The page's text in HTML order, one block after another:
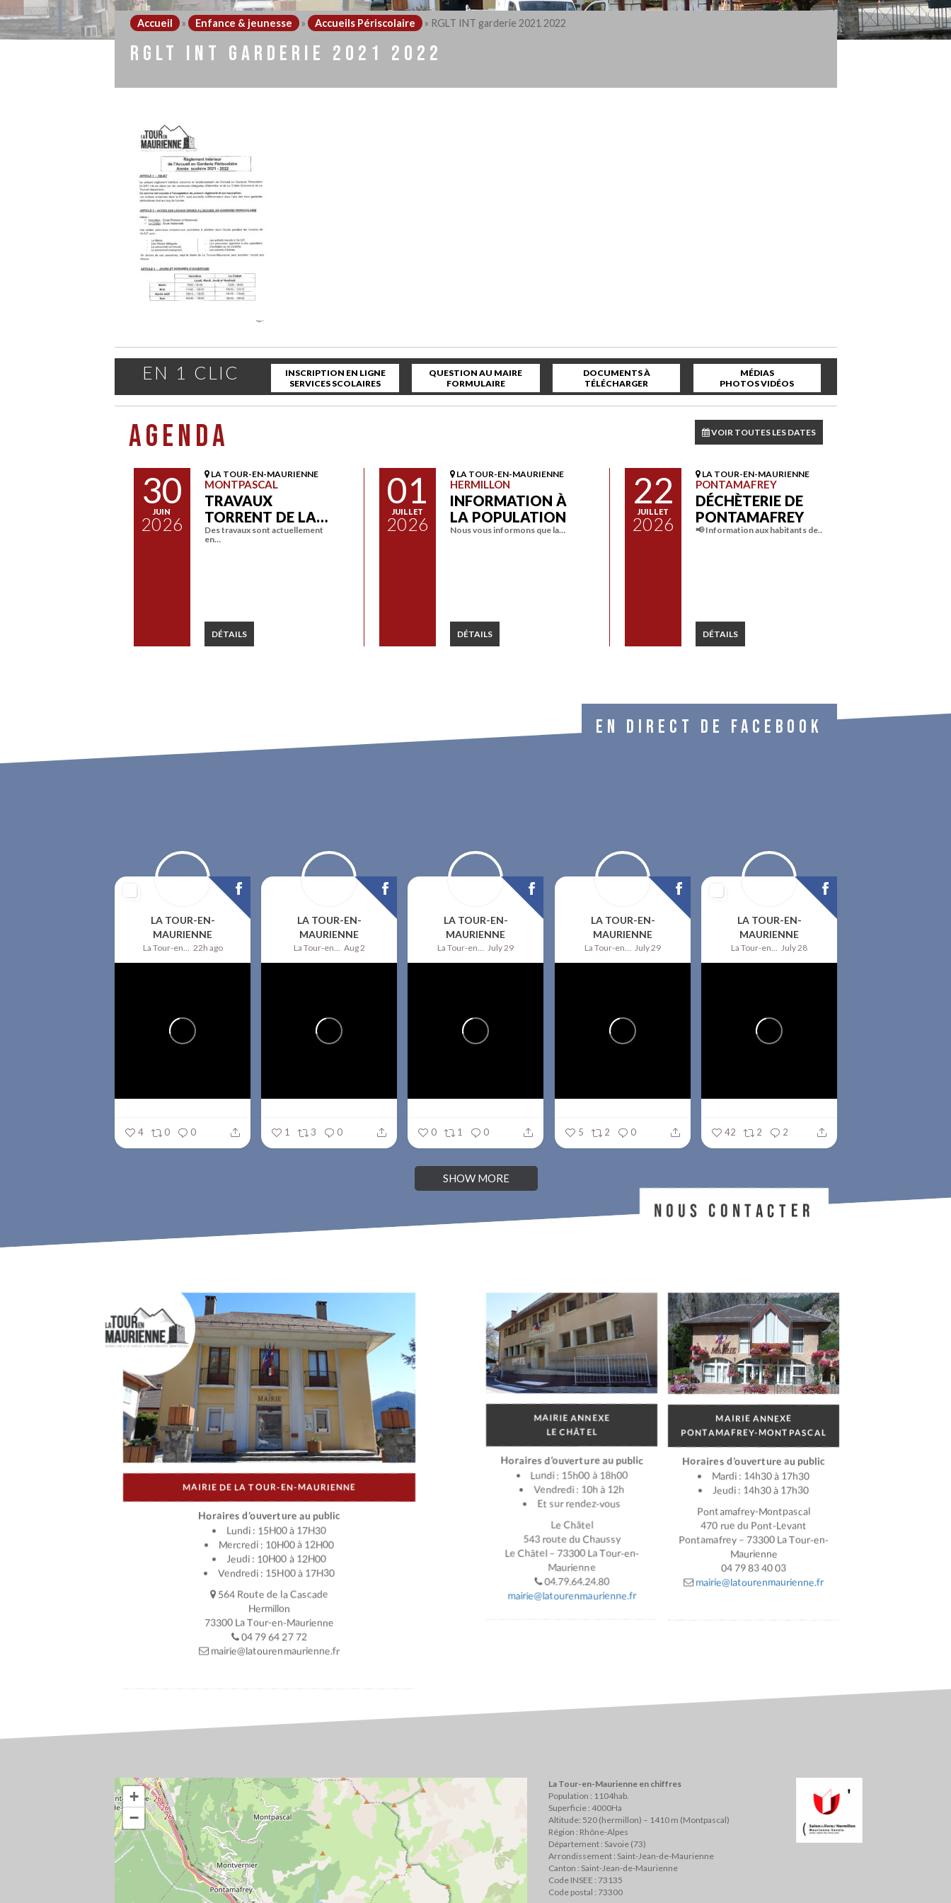
Accueil » Enfance & jeunesse » Accueils Périscolaire » RGLT INT garderie 2021 2022
RGLT INT GARDERIE 2021 2022
EN 1 CLIC
INSCRIPTION EN LIGNE
SERVICES SCOLAIRES
QUESTION AU MAIRE
FORMULAIRE
DOCUMENTS À
TÉLÉCHARGER
MÉDIAS
PHOTOS VIDÉOS
AGENDA VOIR TOUTES LES DATES
30
JUIN
2026
LA TOUR-EN-MAURIENNE
MONTPASCAL
TRAVAUX
TORRENT DE LA…
Des travaux sont actuellement
en…
DÉTAILS
01
JUILLET
2026
LA TOUR-EN-MAURIENNE
HERMILLON
INFORMATION À
LA POPULATION
Nous vous informons que la…
DÉTAILS
22
JUILLET
2026
LA TOUR-EN-MAURIENNE
PONTAMAFREY
DÉCHÈTERIE DE
PONTAMAFREY
📢 Information aux habitants de…
DÉTAILS
EN DIRECT DE FACEBOOK
LA TOUR-EN-
MAURIENNE
22h ago
4 0 0
LA TOUR-EN-
MAURIENNE
Aug 2
1 3 0
LA TOUR-EN-
MAURIENNE
July 29
0 1 0
LA TOUR-EN-
MAURIENNE
July 29
5 2 0
LA TOUR-EN-
MAURIENNE
July 28
42 2 2
SHOW MORE
NOUS CONTACTER
MAIRIE DE LA TOUR-EN-MAURIENNE
Horaires d’ouverture au public
Lundi : 15H00 à 17H30
Mercredi : 10H00 à 12H00
Jeudi : 10H00 à 12H00
Vendredi : 15H00 à 17H30
564 Route de la Cascade
Hermillon
73300 La Tour-en-Maurienne
04 79 64 27 72
mairie@latourenmaurienne.fr
MAIRIE ANNEXE
LE CHÂTEL
Horaires d’ouverture au public
Lundi : 15h00 à 18h00
Vendredi : 10h à 12h
Et sur rendez-vous
Le Châtel
543 route du Chaussy
Le Châtel – 73300 La Tour-en-
Maurienne
04.79.64.24.80
mairie@latourenmaurienne.fr
MAIRIE ANNEXE
PONTAMAFREY-MONTPASCAL
Horaires d’ouverture au public
Mardi : 14h30 à 17h30
Jeudi : 14h30 à 17h30
Pontamafrey-Montpascal
470 rue du Pont-Levant
Pontamafrey – 73300 La Tour-en-
Maurienne
04 79 83 40 03
mairie@latourenmaurienne.fr
+
−
La Tour-en-Maurienne en chiffres
Population : 1104hab.
Superficie : 4000Ha
Altitude: 520 (hermillon) – 1410 m (Montpascal)
Région : Rhône-Alpes
Département : Savoie (73)
Arrondissement : Saint-Jean-de-Maurienne
Canton : Saint-Jean-de-Maurienne
Code INSEE : 73135
Code postal : 73300